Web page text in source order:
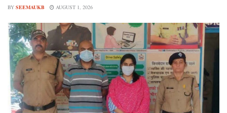
BY SEEMAUKB AUGUST 1, 2026